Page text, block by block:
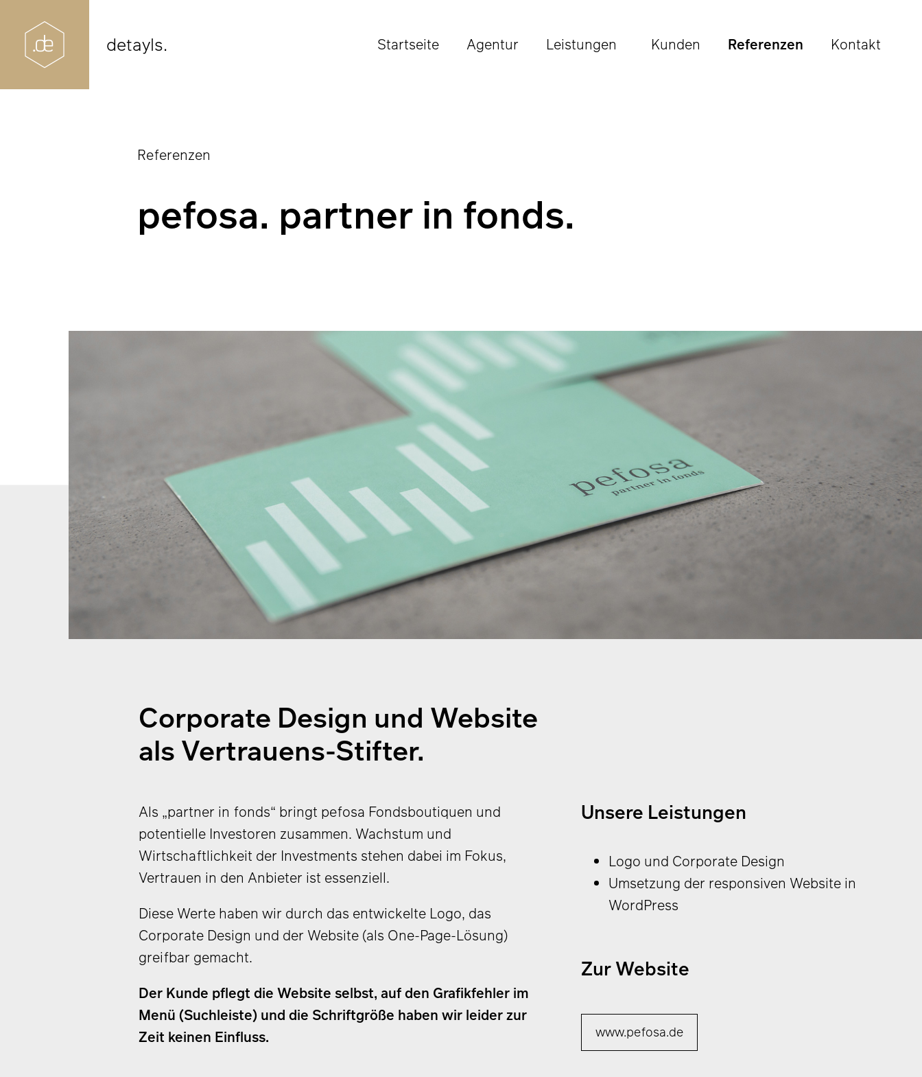
detayls. Startseite Agentur Leistungen Kunden Referenzen Kontakt
Referenzen
pefosa. partner in fonds.
Corporate Design und Website
als Vertrauens-Stifter.
Als „partner in fonds“ bringt pefosa Fondsboutiquen und
potentielle Investoren zusammen. Wachstum und
Wirtschaftlichkeit der Investments stehen dabei im Fokus,
Vertrauen in den Anbieter ist essenziell.
Diese Werte haben wir durch das entwickelte Logo, das
Corporate Design und der Website (als One-Page-Lösung)
greifbar gemacht.
Der Kunde pflegt die Website selbst, auf den Grafikfehler im
Menü (Suchleiste) und die Schriftgröße haben wir leider zur
Zeit keinen Einfluss.
Unsere Leistungen
Logo und Corporate Design
Umsetzung der responsiven Website in
WordPress
Zur Website
www.pefosa.de